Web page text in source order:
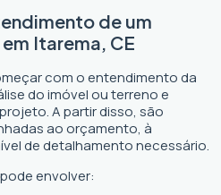
de um
Itarema, CE
com o entendimento da
do imóvel ou terreno e
A partir disso, são
ao orçamento, à
de detalhamento necessário.
envolver: